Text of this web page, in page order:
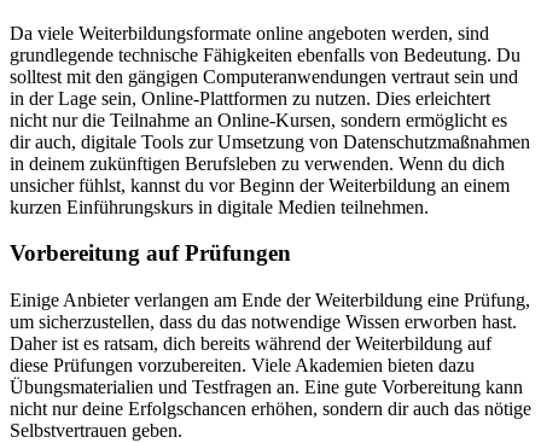
Da viele Weiterbildungsformate online angeboten werden, sind
grundlegende technische Fähigkeiten ebenfalls von Bedeutung. Du
solltest mit den gängigen Computeranwendungen vertraut sein und
in der Lage sein, Online-Plattformen zu nutzen. Dies erleichtert
nicht nur die Teilnahme an Online-Kursen, sondern ermöglicht es
dir auch, digitale Tools zur Umsetzung von Datenschutzmaßnahmen
in deinem zukünftigen Berufsleben zu verwenden. Wenn du dich
unsicher fühlst, kannst du vor Beginn der Weiterbildung an einem
kurzen Einführungskurs in digitale Medien teilnehmen.
Vorbereitung auf Prüfungen
Einige Anbieter verlangen am Ende der Weiterbildung eine Prüfung,
um sicherzustellen, dass du das notwendige Wissen erworben hast.
Daher ist es ratsam, dich bereits während der Weiterbildung auf
diese Prüfungen vorzubereiten. Viele Akademien bieten dazu
Übungsmaterialien und Testfragen an. Eine gute Vorbereitung kann
nicht nur deine Erfolgschancen erhöhen, sondern dir auch das nötige
Selbstvertrauen geben.